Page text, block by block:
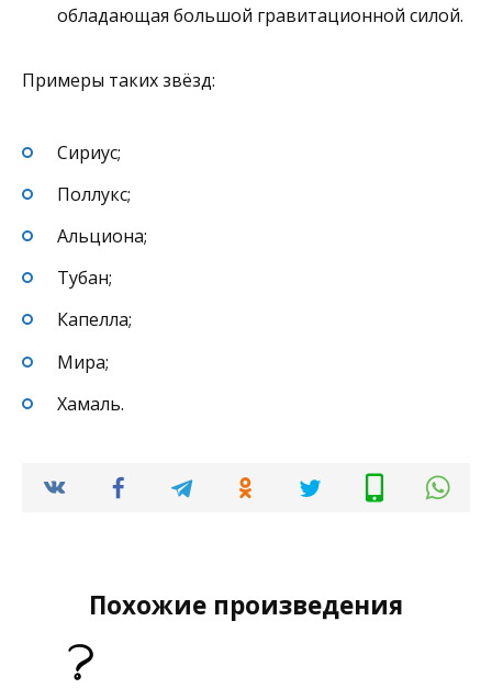
обладающая большой гравитационной силой.
Примеры таких звёзд:
Сириус;
Поллукс;
Альциона;
Тубан;
Капелла;
Мира;
Хамаль.
Похожие произведения